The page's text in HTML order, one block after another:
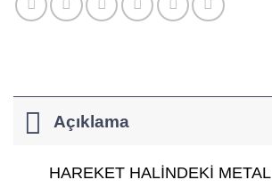
Açıklama
HAREKET HALİNDEKİ METAL